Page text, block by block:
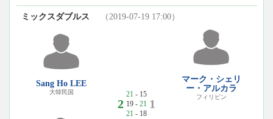
ミックスダブルス （2019-07-19 17:00）
Sang Ho LEE
大韓民国
2
21 - 15
19 - 21
21 - 18
1
マーク・シェリ
ー・アルカラ
フィリピン